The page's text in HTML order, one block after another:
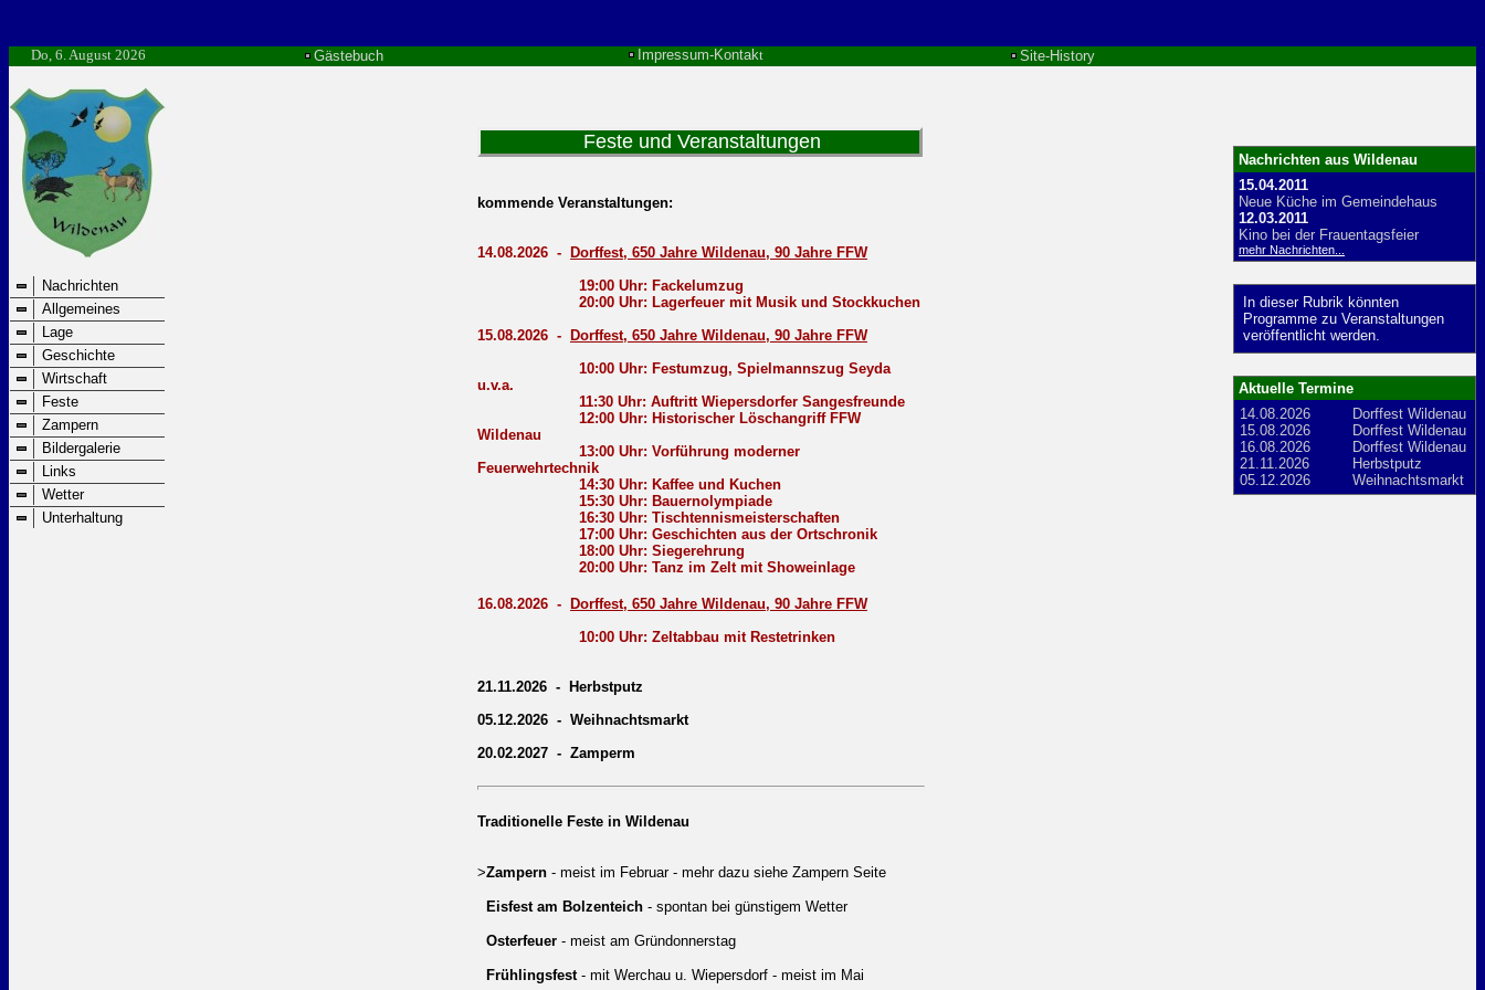
Do, 6. August 2026 Gästebuch Impressum-Kontakt Site-History
Nachrichten
Allgemeines
Lage
Geschichte
Wirtschaft
Feste
Zampern
Bildergalerie
Links
Wetter
Unterhaltung
Feste und Veranstaltungen
kommende Veranstaltungen:
14.08.2026 -
Dorffest, 650 Jahre Wildenau, 90 Jahre FFW
19:00 Uhr: Fackelumzug
20:00 Uhr: Lagerfeuer mit Musik und Stockkuchen
15.08.2026 -
Dorffest, 650 Jahre Wildenau, 90 Jahre FFW
10:00 Uhr: Festumzug, Spielmannszug Seyda
u.v.a.
11:30 Uhr: Auftritt Wiepersdorfer Sangesfreunde
12:00 Uhr: Historischer Löschangriff FFW
Wildenau
13:00 Uhr: Vorführung moderner
Feuerwehrtechnik
14:30 Uhr: Kaffee und Kuchen
15:30 Uhr: Bauernolympiade
16:30 Uhr: Tischtennismeisterschaften
17:00 Uhr: Geschichten aus der Ortschronik
18:00 Uhr: Siegerehrung
20:00 Uhr: Tanz im Zelt mit Showeinlage
16.08.2026 -
Dorffest, 650 Jahre Wildenau, 90 Jahre FFW
10:00 Uhr: Zeltabbau mit Restetrinken
21.11.2026 - Herbstputz
05.12.2026 - Weihnachtsmarkt
20.02.2027 - Zamperm
Traditionelle Feste in Wildenau
>Zampern - meist im Februar - mehr dazu siehe Zampern Seite
Eisfest am Bolzenteich - spontan bei günstigem Wetter
Osterfeuer - meist am Gründonnerstag
Frühlingsfest- mit Werchau u. Wiepersdorf - meist im Mai
Nachrichten aus Wildenau
15.04.2011
Neue Küche im Gemeindehaus
12.03.2011
Kino bei der Frauentagsfeier
mehr Nachrichten...
In dieser Rubrik könnten
Programme zu Veranstaltungen
veröffentlicht werden.
Aktuelle Termine
14.08.2026
15.08.2026
16.08.2026
21.11.2026
05.12.2026
Dorffest Wildenau
Dorffest Wildenau
Dorffest Wildenau
Herbstputz
Weihnachtsmarkt